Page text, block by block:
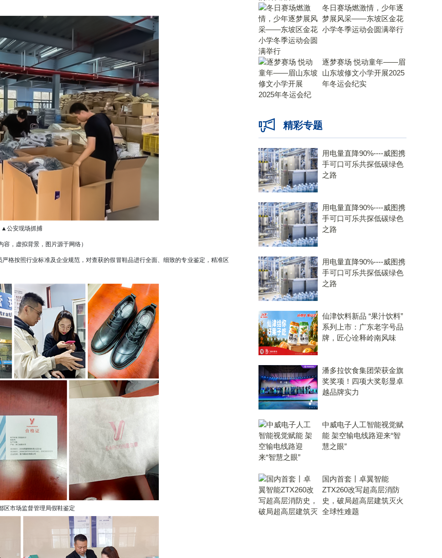
▲公安现场抓捕
容，虚拟背景，图片源于网络）
按照行业标准及企业规范，对查获的假冒鞋品进行全面、细致的专业鉴定，精准区
区市场监督管理局假鞋鉴定
冬日赛场燃激情，少年逐
梦展风采——东坡区金花
小学冬季运动会圆满举行
逐梦赛场 悦动童年——眉
山东坡修文小学开展2025
年冬运会纪实
精彩专题
用电量直降90%----威图携
手可口可乐共探低碳绿色
之路
用电量直降90%----威图携
手可口可乐共探低碳绿色
之路
用电量直降90%----威图携
手可口可乐共探低碳绿色
之路
仙津饮料新品 “果汁饮料”
系列上市：广东老字号品
牌，匠心诠释岭南风味
潘多拉饮食集团荣获金旗
奖奖项！四项大奖彰显卓
越品牌实力
中威电子人工智能视觉赋
能 架空输电线路迎来“智
慧之眼”
国内首套丨卓翼智能
ZTX260改写超高层消防
史，破局超高层建筑灭火
全球性难题